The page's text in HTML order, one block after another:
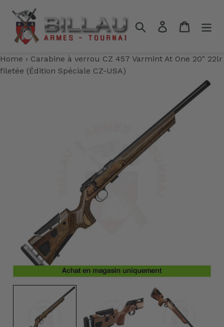
contenu
RechercherSe connecter
Panier
Home › Carabine à verrou CZ 457 Varmint At One 20" 22lr
filetée (Édition Spéciale CZ-USA)